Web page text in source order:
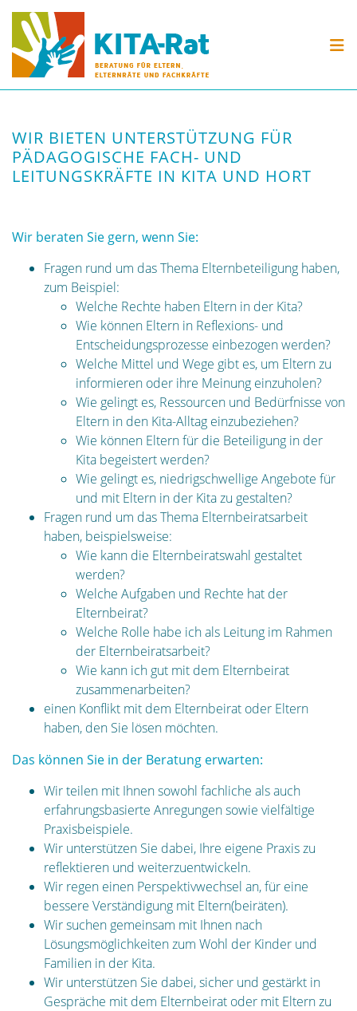
Skip to content
WIR BIETEN UNTERSTÜTZUNG FÜR
PÄDAGOGISCHE FACH- UND
LEITUNGSKRÄFTE IN KITA UND HORT
Wir beraten Sie gern, wenn Sie:
Fragen rund um das Thema Elternbeteiligung haben,
zum Beispiel:
Welche Rechte haben Eltern in der Kita?
Wie können Eltern in Reflexions- und
Entscheidungsprozesse einbezogen werden?
Welche Mittel und Wege gibt es, um Eltern zu
informieren oder ihre Meinung einzuholen?
Wie gelingt es, Ressourcen und Bedürfnisse von
Eltern in den Kita-Alltag einzubeziehen?
Wie können Eltern für die Beteiligung in der
Kita begeistert werden?
Wie gelingt es, niedrigschwellige Angebote für
und mit Eltern in der Kita zu gestalten?
Fragen rund um das Thema Elternbeiratsarbeit
haben, beispielsweise:
Wie kann die Elternbeiratswahl gestaltet
werden?
Welche Aufgaben und Rechte hat der
Elternbeirat?
Welche Rolle habe ich als Leitung im Rahmen
der Elternbeiratsarbeit?
Wie kann ich gut mit dem Elternbeirat
zusammenarbeiten?
einen Konflikt mit dem Elternbeirat oder Eltern
haben, den Sie lösen möchten.
Das können Sie in der Beratung erwarten:
Wir teilen mit Ihnen sowohl fachliche als auch
erfahrungsbasierte Anregungen sowie vielfältige
Praxisbeispiele.
Wir unterstützen Sie dabei, Ihre eigene Praxis zu
reflektieren und weiterzuentwickeln.
Wir regen einen Perspektivwechsel an, für eine
bessere Verständigung mit Eltern(beiräten).
Wir suchen gemeinsam mit Ihnen nach
Lösungsmöglichkeiten zum Wohl der Kinder und
Familien in der Kita.
Wir unterstützen Sie dabei, sicher und gestärkt in
Gespräche mit dem Elternbeirat oder mit Eltern zu
BERATUNG
MATERIAL